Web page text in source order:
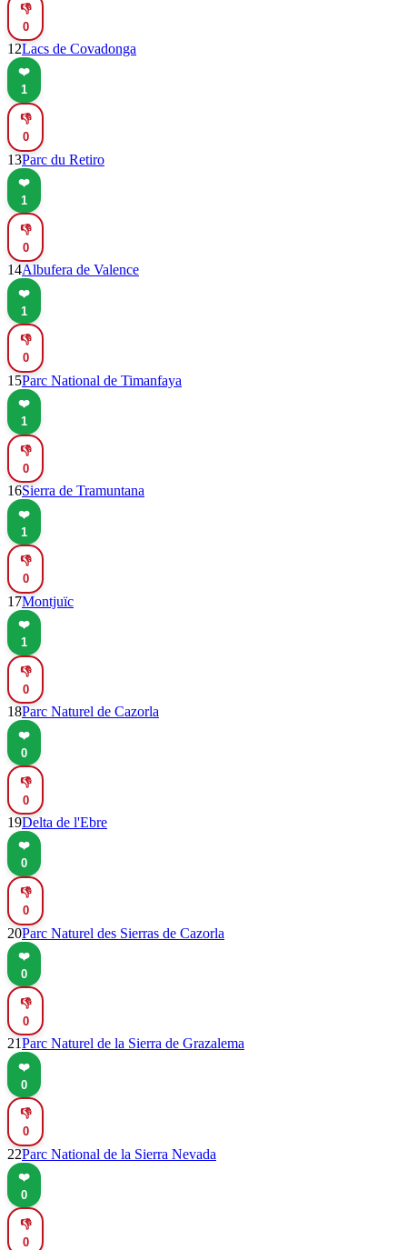
👎
0
12Lacs de Covadonga
❤️
1
👎
0
13Parc du Retiro
❤️
1
👎
0
14Albufera de Valence
❤️
1
👎
0
15Parc National de Timanfaya
❤️
1
👎
0
16Sierra de Tramuntana
❤️
1
👎
0
17Montjuïc
❤️
1
👎
0
18Parc Naturel de Cazorla
❤️
0
👎
0
19Delta de l'Ebre
❤️
0
👎
0
20Parc Naturel des Sierras de Cazorla
❤️
0
👎
0
21Parc Naturel de la Sierra de Grazalema
❤️
0
👎
0
22Parc National de la Sierra Nevada
❤️
0
👎
0